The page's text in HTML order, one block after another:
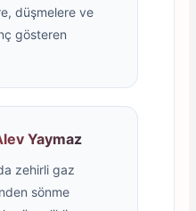
düşmelere ve
gösteren
Yaymaz
zehirli gaz
sönme